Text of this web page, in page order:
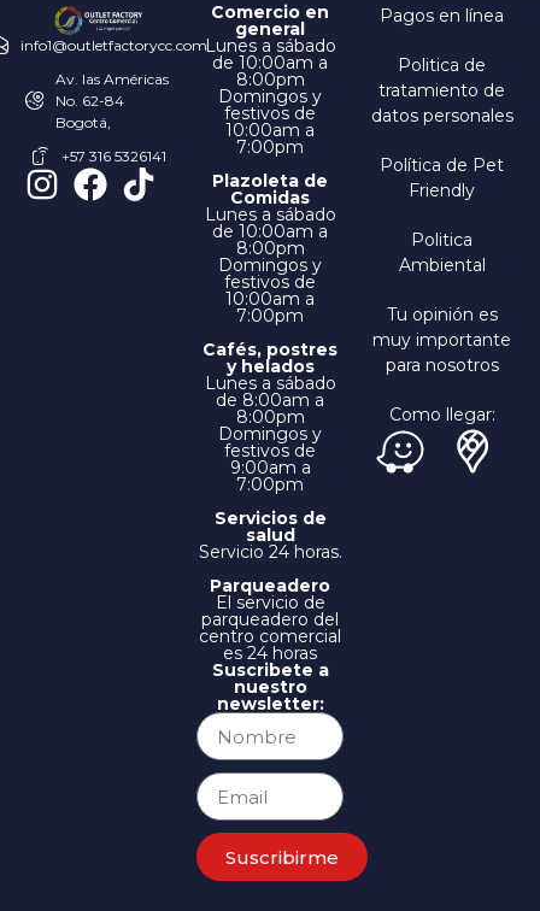
info1@outletfactorycc.com
Av. las Américas
No. 62-84
Bogotá,
+57 316 5326141
Comercio en
general
Lunes a sábado
de 10:00am a
8:00pm
Domingos y
festivos de
10:00am a
7:00pm
Plazoleta de
Comidas
Lunes a sábado
de 10:00am a
8:00pm
Domingos y
festivos de
10:00am a
7:00pm
Cafés, postres
y helados
Lunes a sábado
de 8:00am a
8:00pm
Domingos y
festivos de
9:00am a
7:00pm
Servicios de
salud
Servicio 24 horas.
Parqueadero
El servicio de
parqueadero del
centro comercial
es 24 horas
Suscribete a
nuestro
newsletter:
Suscribirme
Pagos en línea
Politica de
tratamiento de
datos personales
Política de Pet
Friendly
Politica
Ambiental
Tu opinión es
muy importante
para nosotros
Como llegar: